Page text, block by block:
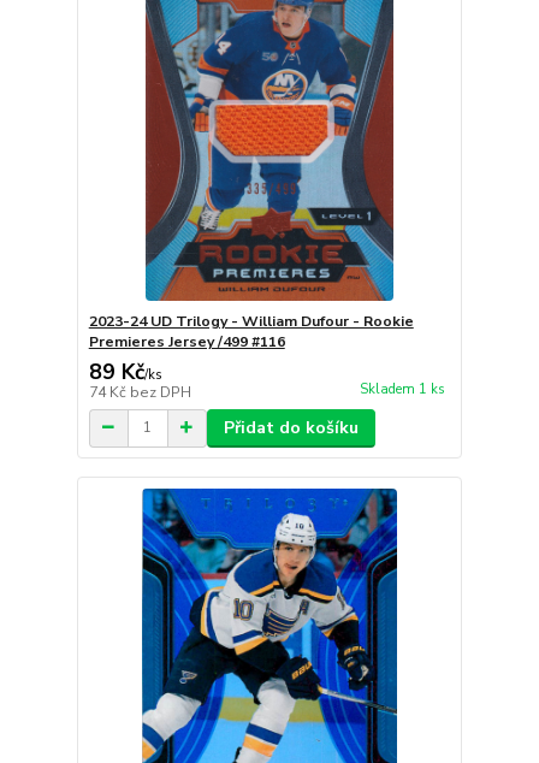
2023-24 UD Trilogy - William Dufour - Rookie
Premieres Jersey /499 #116
89 Kč/ks
74 Kč bez DPH Skladem 1 ks
Přidat do košíku